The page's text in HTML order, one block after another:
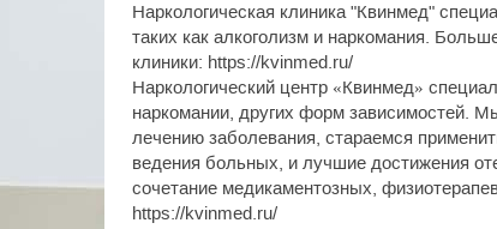
Наркологическая клиника "Квинмед"
таких как алкоголизм и наркомания.
клиники: https://kvinmed.ru/
Наркологический центр «Квинмед»
наркомании, других форм зависимостей.
лечению заболевания, стараемся
ведения больных, и лучшие достижения
сочетание медикаментозных,
https://kvinmed.ru/